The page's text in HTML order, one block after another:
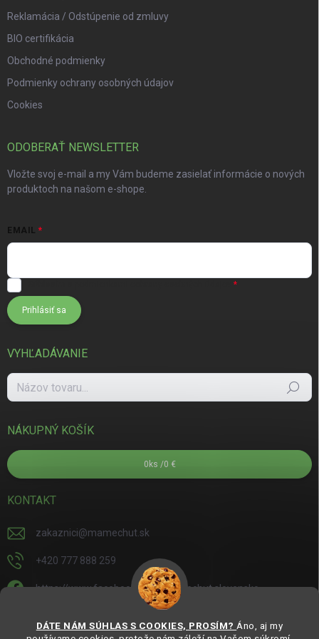
DÁTE NÁM SÚHLAS S COOKIES, PROSÍM? Áno, aj my
Reklamácia / Odstúpenie od zmluvy
BIO certifikácia
Obchodné podmienky
Podmienky ochrany osobných údajov
Cookies
ODOBERAŤ NEWSLETTER
Vložte svoj e-mail a my Vám budeme zasielať informácie o nových
produktoch na našom e-shope.
EMAIL
Prihlásiť sa
VYHĽADÁVANIE
Hľadať
NÁKUPNÝ KOŠÍK
0 ks /0 €
KONTAKT
zakaznici@mamechut.sk
+420 777 888 259
https://www.facebook.com/mamechut.slovensko